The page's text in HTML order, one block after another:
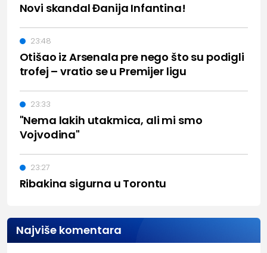
Novi skandal Đanija Infantina!
Otišao iz Arsenala pre nego što su podigli
trofej – vratio se u Premijer ligu
23:48
"Nema lakih utakmica, ali mi smo
Vojvodina"
23:33
Ribakina sigurna u Torontu
23:27
Najviše komentara